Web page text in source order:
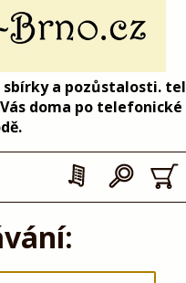
a pozůstalosti. tel
doma po telefonické